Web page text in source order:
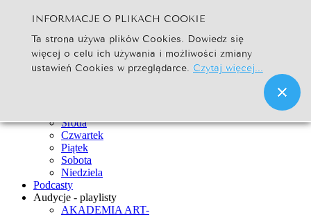
Szukaj... Go
Strona Główna
Newsy
Środa
Czwartek
Piątek
Sobota
Niedziela
Podcasty
Audycje - playlisty
AKADEMIA ART-
INFORMACJE O PLIKACH COOKIE
Ta strona używa plików Cookies. Dowiedz się
więcej o celu ich używania i możliwości zmiany
ustawień Cookies w przeglądarce. Czytaj więcej...